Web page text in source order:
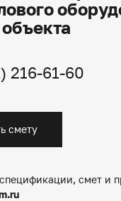
216-61-60
смету
смет и